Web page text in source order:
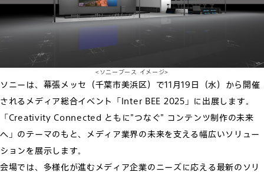
<ソニーブース イメージ>
ソニーは、幕張メッセ（千葉市美浜区）で11月19日（水）から開催
されるメディア総合イベント「Inter BEE 2025」に出展します。
「Creativity Connected ともに"つなぐ" コンテンツ制作の未来
へ」のテーマのもと、メディア業界の未来を支える幅広いソリュー
ションを展示します。
会場では、多様化が進むメディア企業のニーズに応える最新のソリ